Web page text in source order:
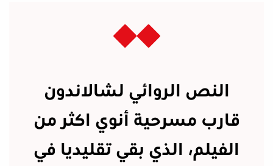
النص الروائي لشالاندون
قارب مسرحية أنوي اكثر من
الفيلم، الذي بقي تقليديا في